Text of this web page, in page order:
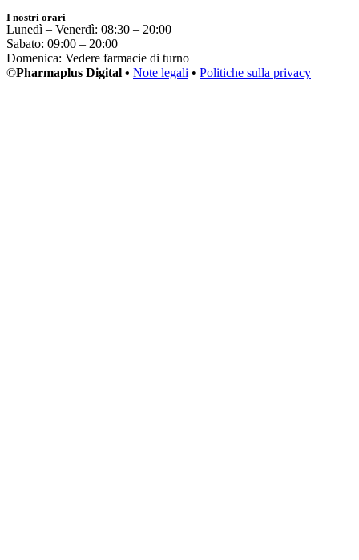
I nostri orari
Lunedì – Venerdì: 08:30 – 20:00
Sabato: 09:00 – 20:00
Domenica: Vedere farmacie di turno
©Pharmaplus Digital • Note legali • Politiche sulla privacy